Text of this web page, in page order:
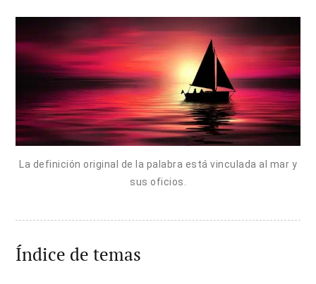
La definición original de la palabra está vinculada al mar y
sus oficios.
Índice de temas